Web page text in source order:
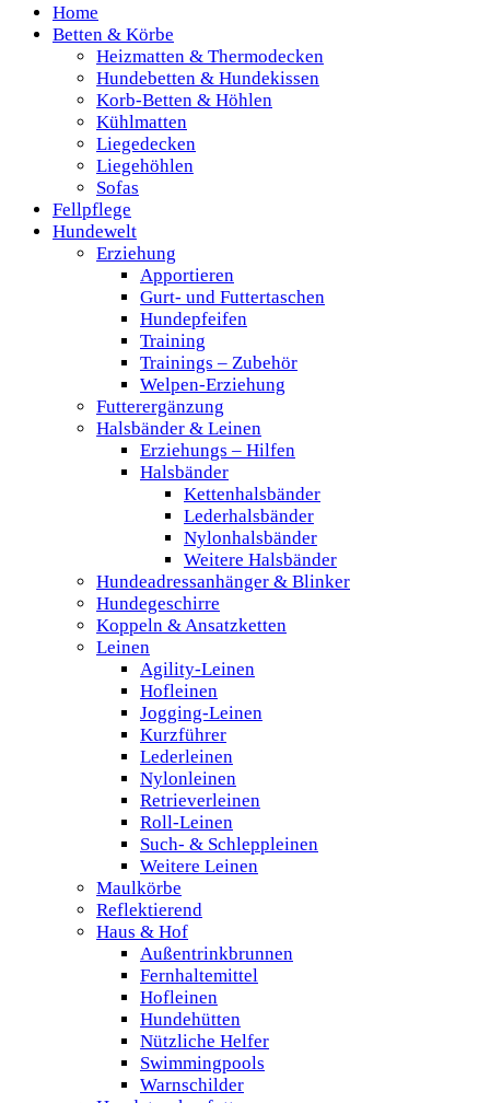
Home
Betten & Körbe
Heizmatten & Thermodecken
Hundebetten & Hundekissen
Korb-Betten & Höhlen
Kühlmatten
Liegedecken
Liegehöhlen
Sofas
Fellpflege
Hundewelt
Erziehung
Apportieren
Gurt- und Futtertaschen
Hundepfeifen
Training
Trainings – Zubehör
Welpen-Erziehung
Futterergänzung
Halsbänder & Leinen
Erziehungs – Hilfen
Halsbänder
Kettenhalsbänder
Lederhalsbänder
Nylonhalsbänder
Weitere Halsbänder
Hundeadressanhänger & Blinker
Hundegeschirre
Koppeln & Ansatzketten
Leinen
Agility-Leinen
Hofleinen
Jogging-Leinen
Kurzführer
Lederleinen
Nylonleinen
Retrieverleinen
Roll-Leinen
Such- & Schleppleinen
Weitere Leinen
Maulkörbe
Reflektierend
Haus & Hof
Außentrinkbrunnen
Fernhaltemittel
Hofleinen
Hundehütten
Nützliche Helfer
Swimmingpools
Warnschilder